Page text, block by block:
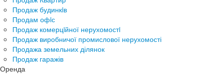
Продаж будинкiв
Продам офiс
Продаж комерцiйної нерухомостi
Продаж виробничої промислової нерухомості
Продажа земельних ділянок
Продаж гаражів
Оренда